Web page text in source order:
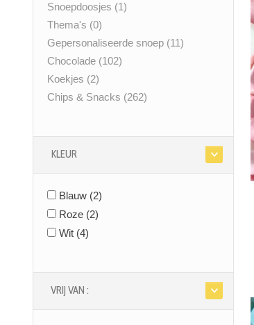
Snoepdoosjes (1)
Thema's (0)
Gepersonaliseerde snoep (11)
Chocolade (102)
Koekjes (2)
Chips & Snacks (262)
KLEUR
Blauw (2)
Roze (2)
Wit (4)
VRIJ VAN :